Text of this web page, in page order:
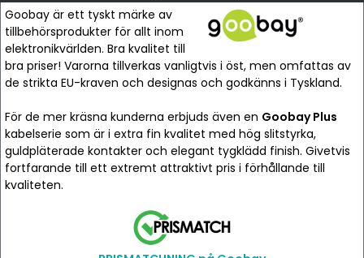
Goobay är ett tyskt märke av
tillbehörsprodukter för allt inom
elektronikvärlden. Bra kvalitet till
bra priser! Varorna tillverkas vanligtvis i öst, men omfattas av
de strikta EU-kraven och designas och godkänns i Tyskland.
För de mer kräsna kunderna erbjuds även en Goobay Plus
kabelserie som är i extra fin kvalitet med hög slitstyrka,
guldpläterade kontakter och elegant tygklädd finish. Givetvis
fortfarande till ett extremt attraktivt pris i förhållande till
kvaliteten.